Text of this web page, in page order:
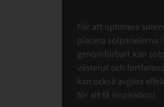
För att optimera
placera solpanelerna
genomförbart kan
västerut och
kan också avgöra
för att få inspiration!